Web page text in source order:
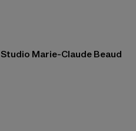
Studio Marie-Claude Beaud